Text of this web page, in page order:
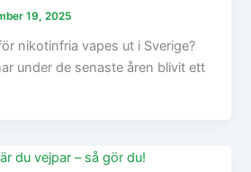
19, 2025
nikotinfria vapes ut i Sverige?
under de senaste åren blivit ett